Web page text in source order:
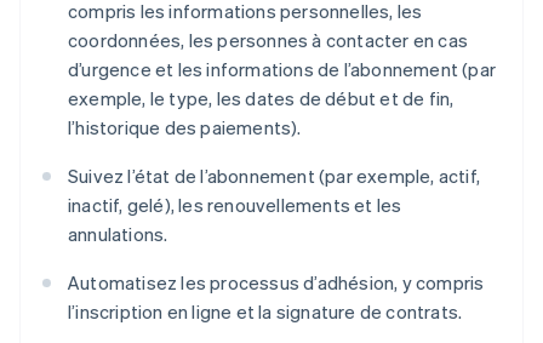
compris les informations personnelles, les
coordonnées, les personnes à contacter en cas
d’urgence et les informations de l’abonnement (par
exemple, le type, les dates de début et de fin,
l’historique des paiements).
Suivez l’état de l’abonnement (par exemple, actif,
inactif, gelé), les renouvellements et les
annulations.
Automatisez les processus d’adhésion, y compris
l’inscription en ligne et la signature de contrats.